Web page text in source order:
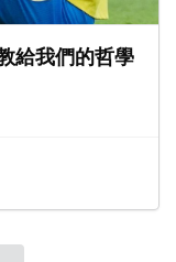
給我們的哲學